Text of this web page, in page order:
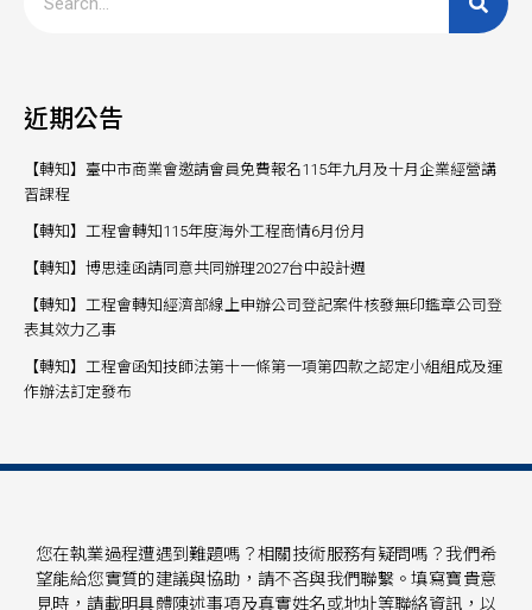
近期公告
【轉知】臺中市商業會邀請會員免費報名115年九月及十月企業經營講
習課程
【轉知】工程會轉知115年度海外工程商情6月份月
【轉知】博思達函請同意共同辦理2027台中設計週
【轉知】工程會轉知經濟部線上申辦公司登記案件核發無印鑑章公司登
表其效力乙事
【轉知】工程會函知技師法第十一條第一項第四款之認定小組組成及運
作辦法訂定發布
您在執業過程遭遇到難題嗎？相關技術服務有疑問嗎？我們希
望能給您實質的建議與協助，請不吝與我們聯繫。填寫寶貴意
見時，請載明具體陳述事項及真實姓名或地址等聯絡資訊，以